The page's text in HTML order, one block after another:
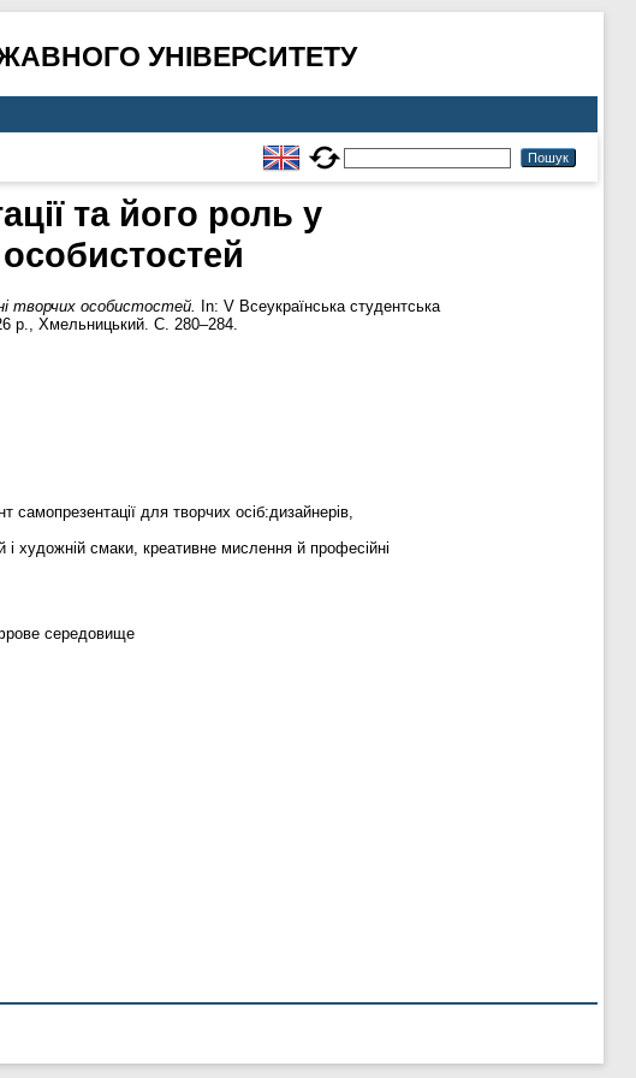
УНІВЕРСИТЕТУ
та його роль у
творчих особистостей.
In: V Всеукраїнська студентська
р., Хмельницький. С. 280–284.
для творчих осіб:дизайнерів,
художній смаки, креативне мислення й професійні
середовище